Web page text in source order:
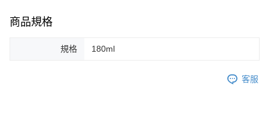
商品規格
規格 180ml
客服